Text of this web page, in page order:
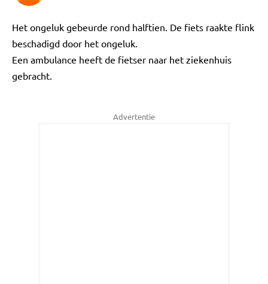
Het ongeluk gebeurde rond halftien. De fiets raakte flink
beschadigd door het ongeluk.
Een ambulance heeft de fietser naar het ziekenhuis
gebracht.
Advertentie